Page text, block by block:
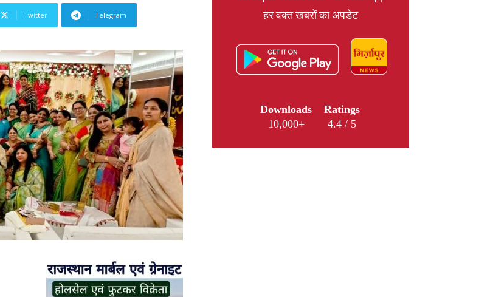
News,
Latest
News
Twitter Telegram
हर वक्त खबरों का अपडेट
Downloads
10,000+
Ratings
4.4 / 5